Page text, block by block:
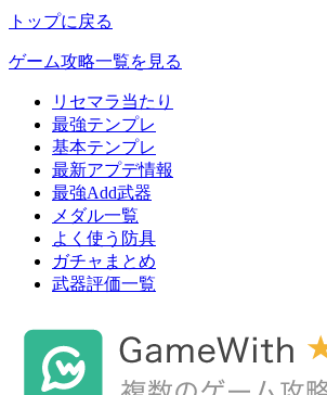
トップに戻る
ゲーム攻略一覧を見る
リセマラ当たり
最強テンプレ
基本テンプレ
最新アプデ情報
最強Add武器
メダル一覧
よく使う防具
ガチャまとめ
武器評価一覧